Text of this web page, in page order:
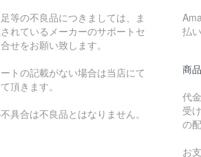
等の不良品につきましては、ま
れているメーカーのサポートセ
せをお願い致します。
トの記載がない場合は当店にて
頂きます。
具合は不良品とはなりません。
払
商
代
受
の
お